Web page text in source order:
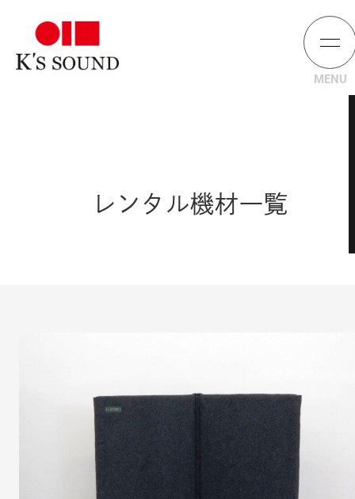
レンタル機材一覧